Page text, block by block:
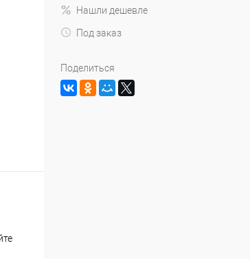
Нашли дешевле
Под заказ
Поделиться